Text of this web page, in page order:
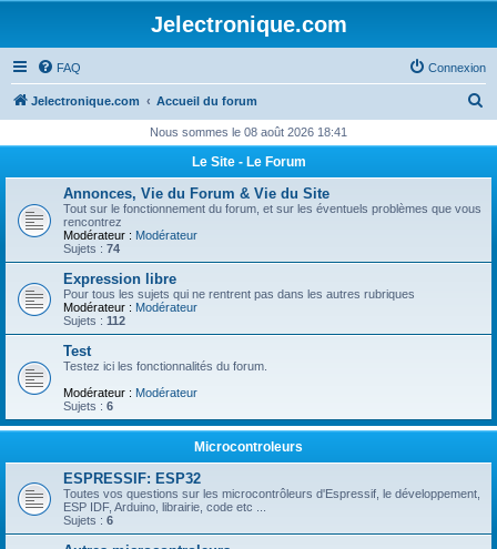
Jelectronique.com
FAQ Connexion
Jelectronique.com Accueil du forum
h
c
r
Nous sommes le 08 août 2026 18:41
Le Site - Le Forum
Annonces, Vie du Forum & Vie du Site
Tout sur le fonctionnement du forum, et sur les éventuels problèmes que vous
rencontrez
Modérateur : Modérateur
Sujets : 74
Expression libre
Pour tous les sujets qui ne rentrent pas dans les autres rubriques
Modérateur : Modérateur
Sujets : 112
Test
Testez ici les fonctionnalités du forum.
Modérateur : Modérateur
Sujets : 6
Microcontroleurs
ESPRESSIF: ESP32
Toutes vos questions sur les microcontrôleurs d'Espressif, le développement,
ESP IDF, Arduino, librairie, code etc ...
Sujets : 6